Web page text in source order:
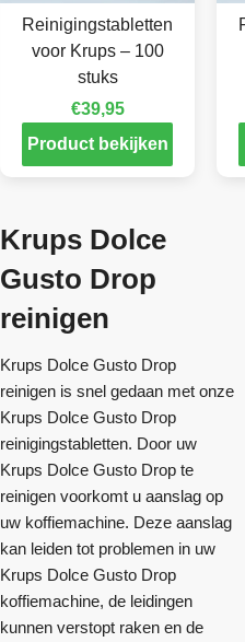
Reinigingstabletten
voor Krups – 100
stuks
€39,95
Product bekijken
Krups Dolce
Gusto Drop
reinigen
Krups Dolce Gusto Drop
reinigen is snel gedaan met onze
Krups Dolce Gusto Drop
reinigingstabletten. Door uw
Krups Dolce Gusto Drop te
reinigen voorkomt u aanslag op
uw koffiemachine. Deze aanslag
kan leiden tot problemen in uw
Krups Dolce Gusto Drop
koffiemachine, de leidingen
kunnen verstopt raken en de